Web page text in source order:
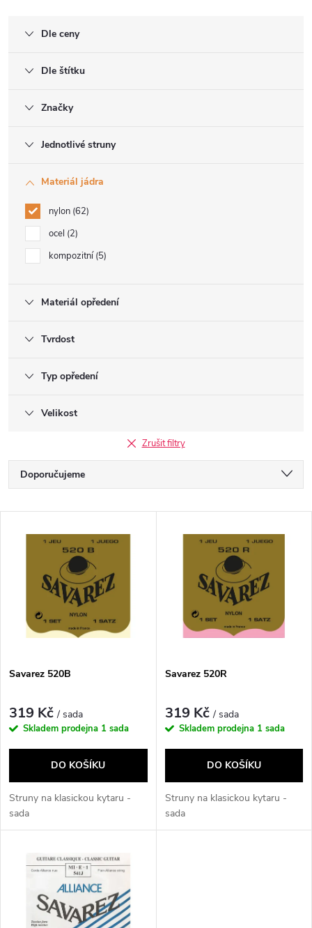
Dle ceny
Dle štítku
Značky
Jednotlivé struny
Materiál jádra
nylon 62
ocel 2
kompozitní 5
Materiál opředení
Tvrdost
Typ opředení
Velikost
Zrušit filtry
Ř
a
p
r
o
d
u
Doporučujeme
Nejprodávanější
Abecedně
V
s
p
r
d
u
Savarez 520B
319 Kč/ sada
Skladem prodejna 1 sada
DO KOŠÍKU
Struny na klasickou kytaru -
sada
Savarez 520R
319 Kč/ sada
Skladem prodejna 1 sada
DO KOŠÍKU
Struny na klasickou kytaru -
sada